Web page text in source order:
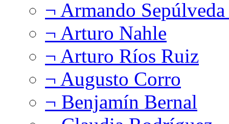
¬ Armando
¬ Arturo Nahle
¬ Arturo Ríos Ruiz
¬ Augusto Corro
¬ Benjamín Bernal